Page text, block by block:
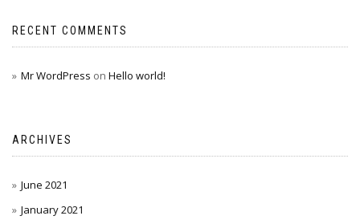
RECENT COMMENTS
Mr WordPress on Hello world!
ARCHIVES
June 2021
January 2021